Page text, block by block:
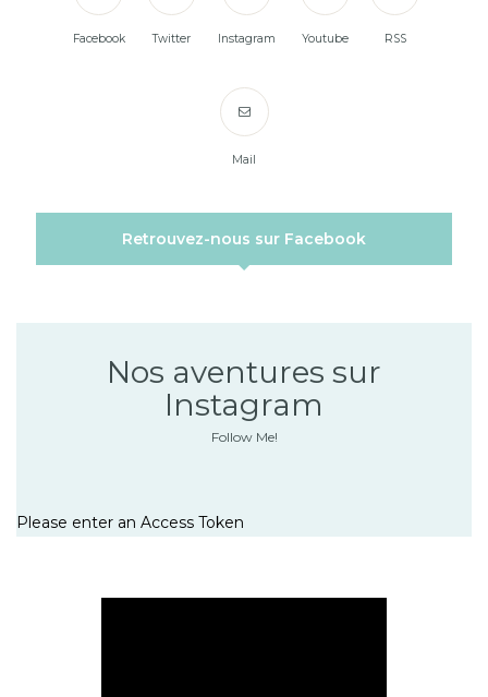
Facebook Twitter Instagram Youtube RSS
Mail
Retrouvez-nous sur Facebook
Nos aventures sur
Instagram
Follow Me!
Please enter an Access Token